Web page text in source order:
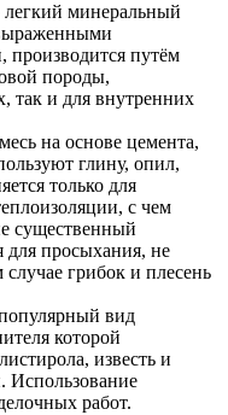
минеральный
производится путём
породы,
так и для внутренних
на основе цемента,
глину, опил,
только для
с чем
существенный
для просыхания, не
грибок и плесень
вид
которой
известь и
Использование
работ.